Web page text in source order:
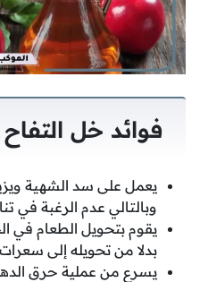
فوائد خل
يعمل على سد الشهية
وبالتالي عدم الرغبة في
يقوم بتحويل الطعام في
بدلا من تحويله إلى
يسرع من عملية حرق